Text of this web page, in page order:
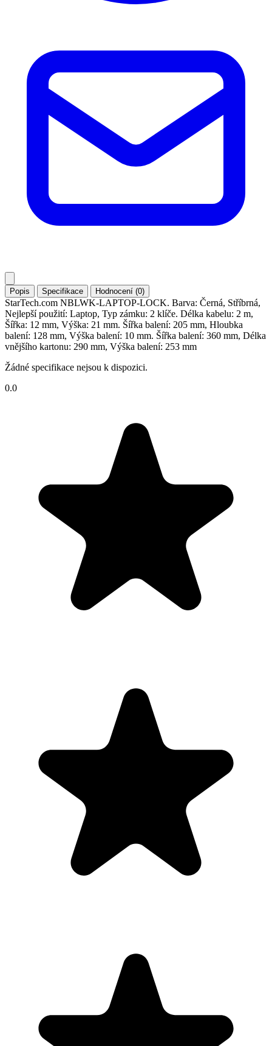
Popis Specifikace Hodnocení (0)
StarTech.com NBLWK-LAPTOP-LOCK. Barva: Černá, Stříbrná,
Nejlepší použití: Laptop, Typ zámku: 2 klíče. Délka kabelu: 2 m,
Šířka: 12 mm, Výška: 21 mm. Šířka balení: 205 mm, Hloubka
balení: 128 mm, Výška balení: 10 mm. Šířka balení: 360 mm, Délka
vnějšího kartonu: 290 mm, Výška balení: 253 mm
Žádné specifikace nejsou k dispozici.
0.0